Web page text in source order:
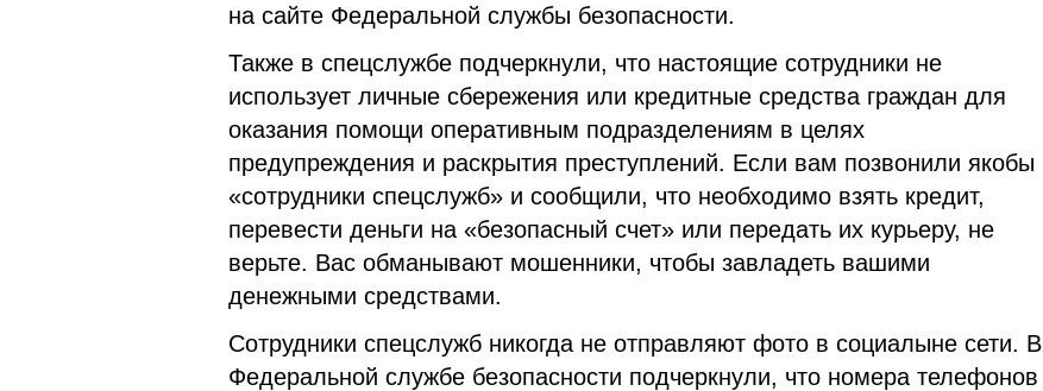
на сайте Федеральной службы безопасности.
Также в спецслужбе подчеркнули, что настоящие сотрудники не
использует личные сбережения или кредитные средства граждан для
оказания помощи оперативным подразделениям в целях
предупреждения и раскрытия преступлений. Если вам позвонили якобы
«сотрудники спецслужб» и сообщили, что необходимо взять кредит,
перевести деньги на «безопасный счет» или передать их курьеру, не
верьте. Вас обманывают мошенники, чтобы завладеть вашими
денежными средствами.
Сотрудники спецслужб никогда не отправляют фото в социалыне сети. В
Федеральной службе безопасности подчеркнули, что номера телефонов